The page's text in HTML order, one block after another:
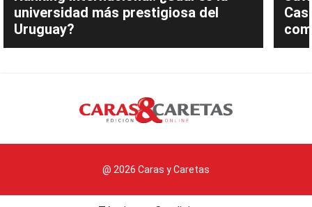
universidad más prestigiosa del
Uruguay?
@ 2026 Caras y Caretas